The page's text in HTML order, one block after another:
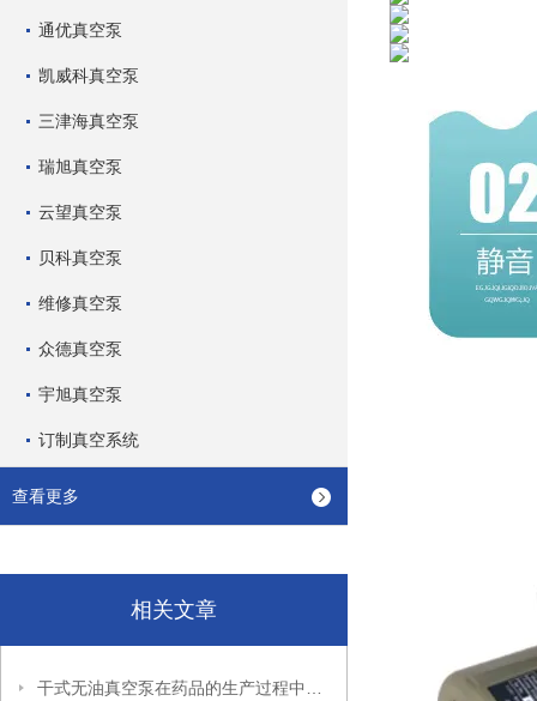
通优真空泵
凯威科真空泵
三津海真空泵
瑞旭真空泵
云望真空泵
贝科真空泵
维修真空泵
众德真空泵
宇旭真空泵
订制真空系统
查看更多
相关文章